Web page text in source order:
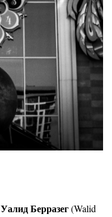
Уалид Берразег(Walid